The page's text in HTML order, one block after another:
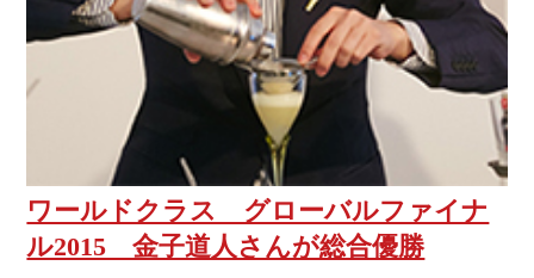
ワールドクラス グローバルファイナ
ル2015 金子道人さんが総合優勝